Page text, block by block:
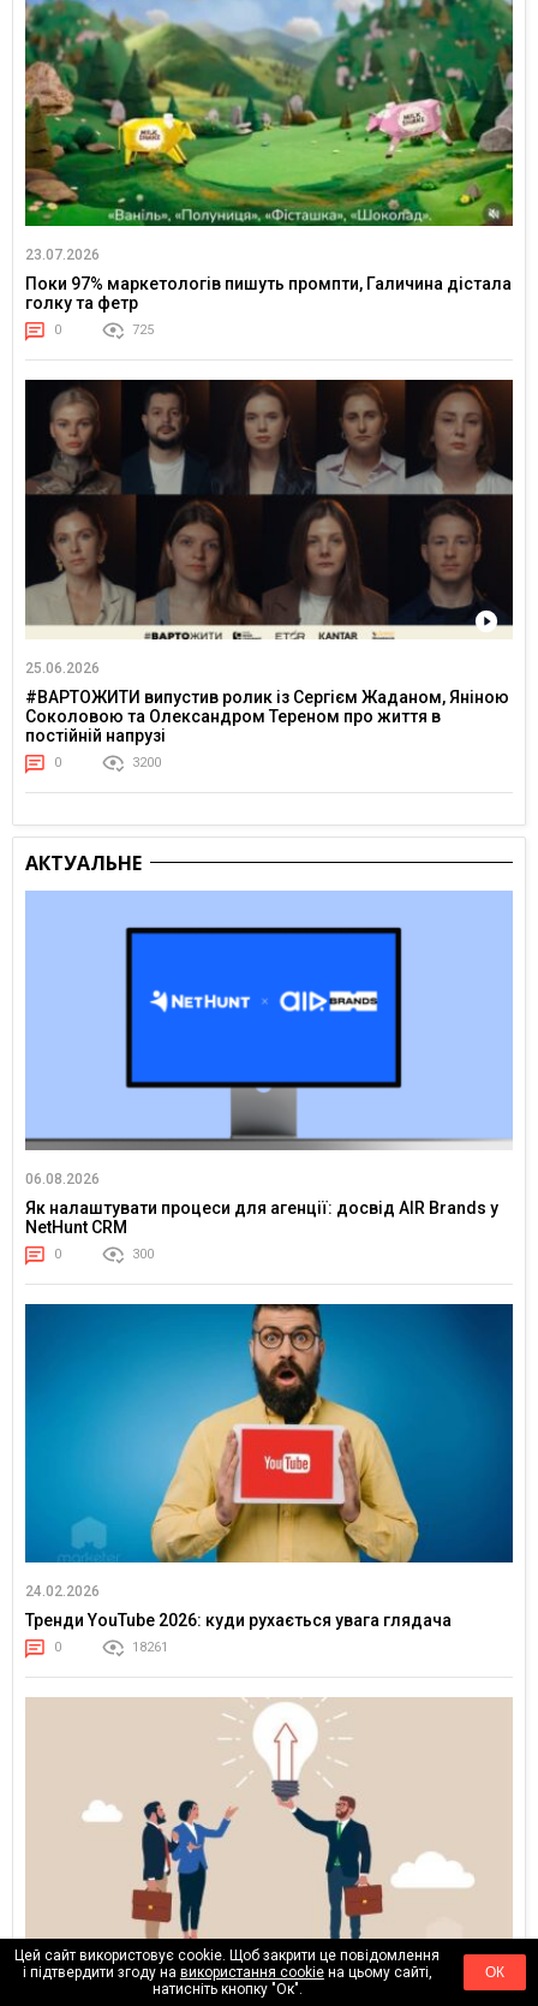
23.07.2026
Поки 97% маркетологів пишуть промпти, Галичина дістала
голку та фетр
0 725
25.06.2026
#ВАРТОЖИТИ випустив ролик із Сергієм Жаданом, Яніною
Соколовою та Олександром Тереном про життя в
постійній напрузі
0 3200
АКТУАЛЬНЕ
06.08.2026
Як налаштувати процеси для агенції: досвід AIR Brands у
NetHunt CRM
0 300
24.02.2026
Тренди YouTube 2026: куди рухається увага глядача
0 18261
17.02.2026
Цей сайт використовує cookie. Щоб закрити це повідомлення
і підтвердити згоду на використання cookieна цьому сайті,
натисніть кнопку "Ок".
ОК